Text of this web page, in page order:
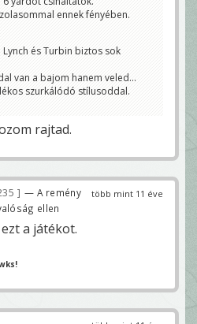
ennek fényében.
Lynch és Turbin biztos sok
van a bajom hanem veled...
szurkálódó stílusoddal.
rajtad.
több mint 11 éve
— A remény
ellen
a játékot.